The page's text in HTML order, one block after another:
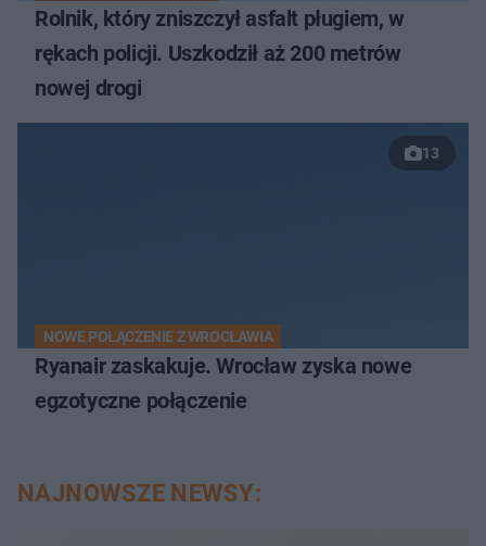
Rolnik, który zniszczył asfalt pługiem, w
rękach policji. Uszkodził aż 200 metrów
nowej drogi
13
NOWE POŁĄCZENIE Z WROCŁAWIA
Ryanair zaskakuje. Wrocław zyska nowe
egzotyczne połączenie
NAJNOWSZE NEWSY: